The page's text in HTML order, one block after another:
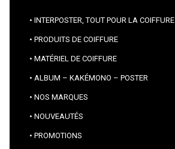
INTERPOSTER, TOUT POUR LA COIFFURE
PRODUITS DE COIFFURE
MATÉRIEL DE COIFFURE
ALBUM – KAKÉMONO – POSTER
NOS MARQUES
NOUVEAUTÉS
PROMOTIONS